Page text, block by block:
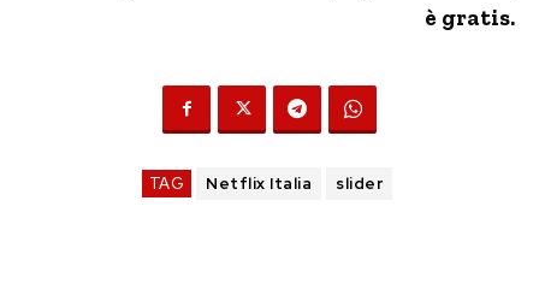
è gratis.
TAG Netflix Italia slider